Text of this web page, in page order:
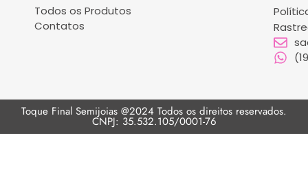
Todos os Produtos
Contatos
Toque Final Semijoias @2024 Todos os direitos reservados.
CNPJ: 35.532.105/0001-76